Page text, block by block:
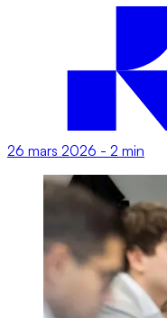
26 mars 2026 - 2 min